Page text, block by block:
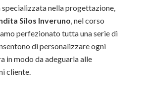
specializzata nella progettazione,
Silos Inveruno, nel corso
perfezionato tutta una serie di
di personalizzare ogni
in modo da adeguarla alle
cliente.